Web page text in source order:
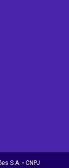
S.A. • CNPJ